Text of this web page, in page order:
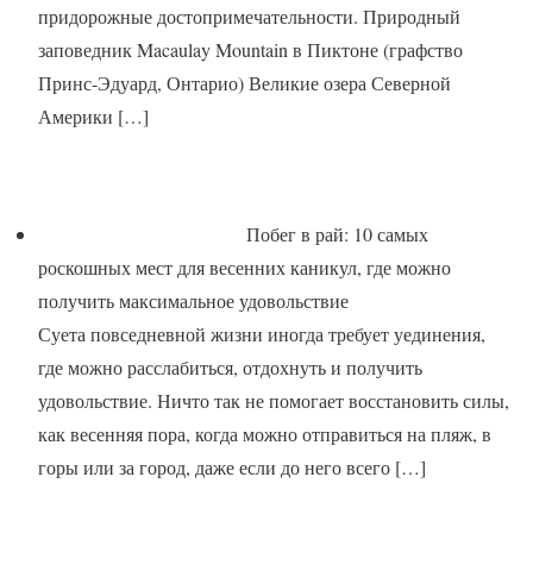
придорожные достопримечательности. Природный
заповедник Macaulay Mountain в Пиктоне (графство
Принс-Эдуард, Онтарио) Великие озера Северной
Америки […]
Побег в рай: 10 самых
роскошных мест для весенних каникул, где можно
получить максимальное удовольствие
Суета повседневной жизни иногда требует уединения,
где можно расслабиться, отдохнуть и получить
удовольствие. Ничто так не помогает восстановить силы,
как весенняя пора, когда можно отправиться на пляж, в
горы или за город, даже если до него всего […]